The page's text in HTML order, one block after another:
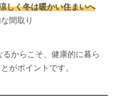
しく冬は暖かい住まいへ
間取り
からこそ、健康的に暮ら
がポイントです。